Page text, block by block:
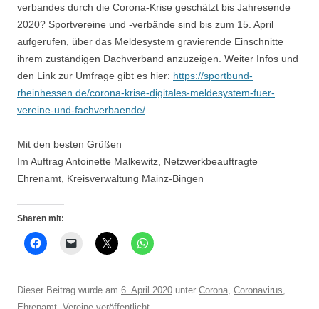
verbandes durch die Corona-Krise geschätzt bis Jahresende
2020? Sportvereine und -verbände sind bis zum 15. April
aufgerufen, über das Meldesystem gravierende Einschnitte
ihrem zuständigen Dachverband anzuzeigen. Weiter Infos und
den Link zur Umfrage gibt es hier: https://sportbund-
rheinhessen.de/corona-krise-digitales-meldesystem-fuer-
vereine-und-fachverbaende/
Mit den besten Grüßen
Im Auftrag Antoinette Malkewitz, Netzwerkbeauftragte
Ehrenamt, Kreisverwaltung Mainz-Bingen
Sharen mit:
Dieser Beitrag wurde am 6. April 2020 unter Corona Coronavirus